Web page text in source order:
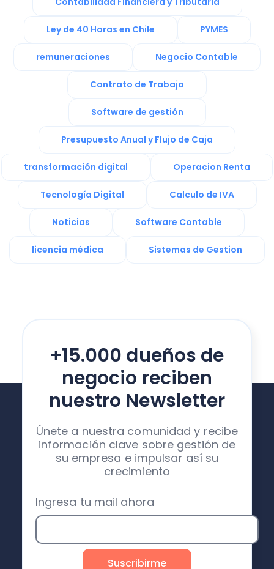
Ley de 40 Horas en Chile PYMES
remuneraciones Negocio Contable
Contrato de Trabajo
Software de gestión
Presupuesto Anual y Flujo de Caja
transformación digital Operacion Renta
Tecnología Digital Calculo de IVA
Noticias Software Contable
licencia médica Sistemas de Gestion
+15.000 dueños de
negocio reciben
nuestro Newsletter
Únete a nuestra comunidad y recibe
información clave sobre gestión de
su empresa e impulsar así su
crecimiento
Ingresa tu mail ahora